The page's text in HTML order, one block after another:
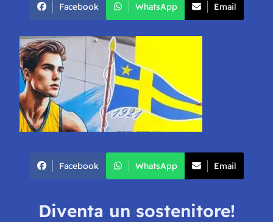
Facebook WhatsApp Email
Facebook WhatsApp Email
Diventa un sostenitore!